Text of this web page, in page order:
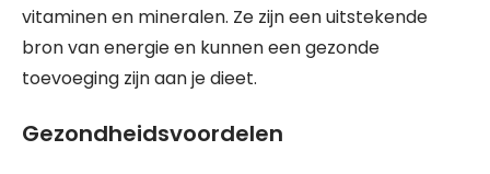
vitaminen en mineralen. Ze zijn een uitstekende
bron van energie en kunnen een gezonde
toevoeging zijn aan je dieet.
Gezondheidsvoordelen